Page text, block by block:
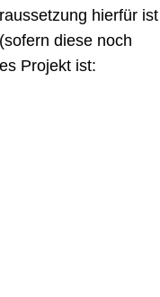
hierfür ist
diese noch
Projekt ist: